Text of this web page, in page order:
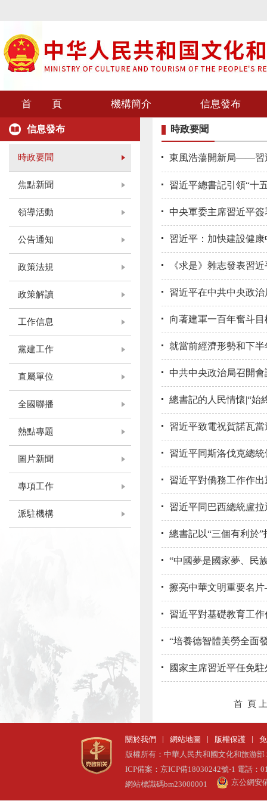
首 頁 機構簡介 信息發布
信息發布
時政要聞
焦點新聞
領導活動
公告通知
政策法規
政策解讀
工作信息
黨建工作
直屬單位
全國聯播
熱點專題
圖片新聞
專項工作
派駐機構
時政要聞
東風浩蕩開新局——習
習近平總書記引領“十
中央軍委主席習近平
習近平：加快建設健康
《求是》雜志發表習
習近平在中共中央政
向著建軍一百年奮斗
就當前經濟形勢和下
中共中央政治局召開
總書記的人民情懷|“始
習近平致電祝賀諾瓦
習近平同斯洛伐克總
習近平對僑務工作作
習近平同巴西總統盧拉
總書記以“三個有利於
“中國夢是國家夢、民
擦亮中華文明重要名
習近平對基礎教育工
“培養德智體美勞全面
國家主席習近平任免
首 頁